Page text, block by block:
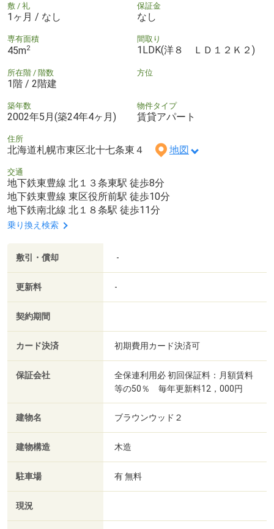
敷 / 礼
1ヶ月 / なし
保証金
なし
専有面積
45m2
間取り
1LDK(洋８ ＬＤ１２Ｋ２)
所在階 / 階数
1階 / 2階建
方位
築年数
2002年5月(築24年4ヶ月)
物件タイプ
賃貸アパート
住所
北海道札幌市東区北十七条東４ 地図
交通
地下鉄東豊線 北１３条東駅 徒歩8分
地下鉄東豊線 東区役所前駅 徒歩10分
地下鉄南北線 北１８条駅 徒歩11分
乗り換え検索
敷引・償却 -
更新料 -
契約期間
カード決済 初期費用カード決済可
保証会社
全保連利用必 初回保証料：月額賃料
等の50％ 毎年更新料12，000円
建物名 ブラウンウッド２
建物構造 木造
駐車場 有 無料
現況